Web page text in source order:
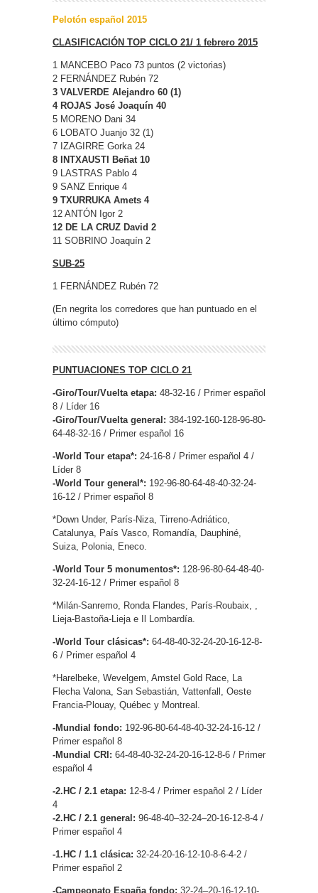
Pelotón español 2015
CLASIFICACIÓN TOP CICLO 21/ 1 febrero 2015
1 MANCEBO Paco 73 puntos (2 victorias)
2 FERNÁNDEZ Rubén 72
3 VALVERDE Alejandro 60 (1)
4 ROJAS José Joaquín 40
5 MORENO Dani 34
6 LOBATO Juanjo 32 (1)
7 IZAGIRRE Gorka 24
8 INTXAUSTI Beñat 10
9 LASTRAS Pablo 4
9 SANZ Enrique 4
9 TXURRUKA Amets 4
12 ANTÓN Igor 2
12 DE LA CRUZ David 2
11 SOBRINO Joaquín 2
SUB-25
1 FERNÁNDEZ Rubén 72
(En negrita los corredores que han puntuado en el
último cómputo)
PUNTUACIONES TOP CICLO 21
-Giro/Tour/Vuelta etapa: 48-32-16 / Primer español
8 / Líder 16
-Giro/Tour/Vuelta general: 384-192-160-128-96-80-
64-48-32-16 / Primer español 16
-World Tour etapa*: 24-16-8 / Primer español 4 /
Líder 8
-World Tour general*: 192-96-80-64-48-40-32-24-
16-12 / Primer español 8
*Down Under, París-Niza, Tirreno-Adriático,
Catalunya, País Vasco, Romandía, Dauphiné,
Suiza, Polonia, Eneco.
-World Tour 5 monumentos*: 128-96-80-64-48-40-
32-24-16-12 / Primer español 8
*Milán-Sanremo, Ronda Flandes, París-Roubaix, ,
Lieja-Bastoña-Lieja e Il Lombardía.
-World Tour clásicas*: 64-48-40-32-24-20-16-12-8-
6 / Primer español 4
*Harelbeke, Wevelgem, Amstel Gold Race, La
Flecha Valona, San Sebastián, Vattenfall, Oeste
Francia-Plouay, Québec y Montreal.
-Mundial fondo: 192-96-80-64-48-40-32-24-16-12 /
Primer español 8
-Mundial CRI: 64-48-40-32-24-20-16-12-8-6 / Primer
español 4
-2.HC / 2.1 etapa: 12-8-4 / Primer español 2 / Líder
4
-2.HC / 2.1 general: 96-48-40–32-24–20-16-12-8-4 /
Primer español 4
-1.HC / 1.1 clásica: 32-24-20-16-12-10-8-6-4-2 /
Primer español 2
-Campeonato España fondo: 32-24–20-16-12-10-